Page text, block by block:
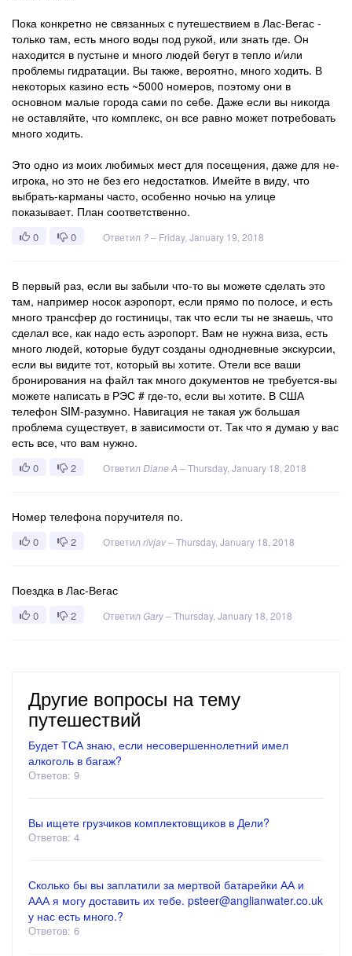
Пока конкретно не связанных с путешествием в Лас-Вегас -
только там, есть много воды под рукой, или знать где. Он
находится в пустыне и много людей бегут в тепло и/или
проблемы гидратации. Вы также, вероятно, много ходить. В
некоторых казино есть ~5000 номеров, поэтому они в
основном малые города сами по себе. Даже если вы никогда
не оставляйте, что комплекс, он все равно может потребовать
много ходить.
Это одно из моих любимых мест для посещения, даже для не-
игрока, но это не без его недостатков. Имейте в виду, что
выбрать-карманы часто, особенно ночью на улице
показывает. План соответственно.
0 0 Ответил ?– Friday, January 19, 2018
В первый раз, если вы забыли что-то вы можете сделать это
там, например носок аэропорт, если прямо по полосе, и есть
много трансфер до гостиницы, так что если ты не знаешь, что
сделал все, как надо есть аэропорт. Вам не нужна виза, есть
много людей, которые будут созданы однодневные экскурсии,
если вы видите тот, который вы хотите. Отели все ваши
бронирования на файл так много документов не требуется-вы
можете написать в РЭС # где-то, если вы хотите. В США
телефон SIM-разумно. Навигация не такая уж большая
проблема существует, в зависимости от. Так что я думаю у вас
есть все, что вам нужно.
0 2 Ответил Diane A –Thursday, January 18, 2018
Номер телефона поручителя по.
0 2 Ответил rlvjav–Thursday, January 18, 2018
Поездка в Лас-Вегас
0 2 Ответил Gary–Thursday, January 18, 2018
Другие вопросы на тему
путешествий
Будет ТСА знаю, если несовершеннолетний имел
алкоголь в багаж?
Ответов: 9
Вы ищете грузчиков комплектовщиков в Дели?
Ответов: 4
Сколько бы вы заплатили за мертвой батарейки АА и
ААА я могу доставить их тебе. psteer@anglianwater.co.uk
у нас есть много.?
Ответов: 6